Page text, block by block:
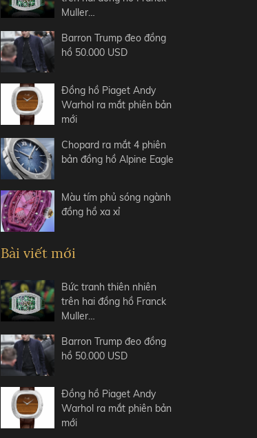
Muller…
Barron Trump đeo đồng
hồ 50.000 USD
Đồng hồ Piaget Andy
Warhol ra mắt phiên bản
mới
Chopard ra mắt 4 phiên
bản đồng hồ Alpine Eagle
Màu tím phủ sóng ngành
đồng hồ xa xỉ
Bài viết mới
Bức tranh thiên nhiên
trên hai đồng hồ Franck
Muller…
Barron Trump đeo đồng
hồ 50.000 USD
Đồng hồ Piaget Andy
Warhol ra mắt phiên bản
mới